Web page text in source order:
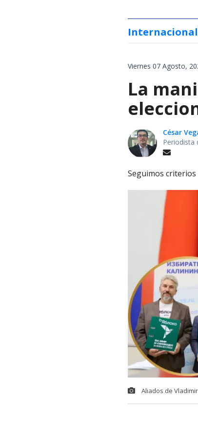
Internacional
Viernes 07 Agosto,
La
César
Periodista
Seguimos criterios
Aliados de